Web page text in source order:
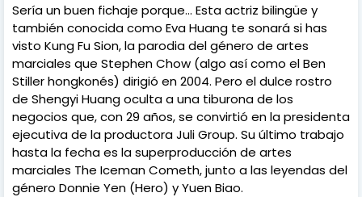
Sería un buen fichaje porque... Esta actriz bilingüe y
también conocida como Eva Huang te sonará si has
visto Kung Fu Sion, la parodia del género de artes
marciales que Stephen Chow (algo así como el Ben
Stiller hongkonés) dirigió en 2004. Pero el dulce rostro
de Shengyi Huang oculta a una tiburona de los
negocios que, con 29 años, se convirtió en la presidenta
ejecutiva de la productora Juli Group. Su último trabajo
hasta la fecha es la superproducción de artes
marciales The Iceman Cometh, junto a las leyendas del
género Donnie Yen (Hero) y Yuen Biao.